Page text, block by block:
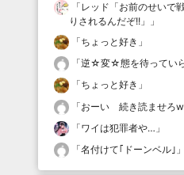
「レッド「お前のせいで
りされるんだぞ!!」
」
「ちょっと好き 」
「逆☆変☆態を待ってい
「ちょっと好き 」
「おーい 続き読ませろw
「ワイは犯罪者や… 」
「名付けて｢ドーンベル｣ 」